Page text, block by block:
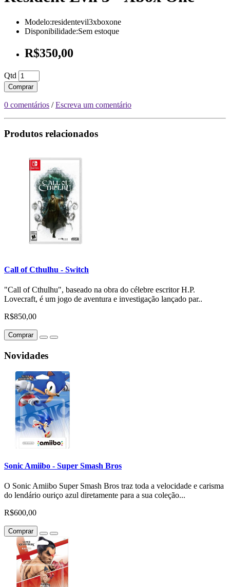
Modelo:residentevil3xboxone
Disponibilidade:Sem estoque
R$350,00
Qtd
Comprar
0 comentários /Escreva um comentário
Produtos relacionados
Call of Cthulhu - Switch
"Call of Cthulhu", baseado na obra do célebre escritor H.P.
Lovecraft, é um jogo de aventura e investigação lançado par..
R$850,00
Comprar
Novidades
Sonic Amiibo - Super Smash Bros
O Sonic Amiibo Super Smash Bros traz toda a velocidade e carisma
do lendário ouriço azul diretamente para a sua coleção...
R$600,00
Comprar